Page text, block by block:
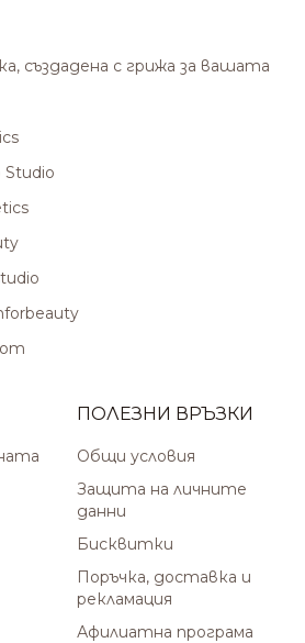
създадена с грижа за вашата
Studio
ПОЛЕЗНИ ВРЪЗКИ
Общи условия
Защита на личните
данни
Бисквитки
Поръчка, доставка и
рекламация
Афилиатна програма